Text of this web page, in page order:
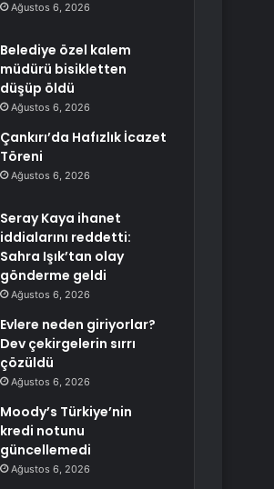
Ağustos 6, 2026
Belediye özel kalem
müdürü bisikletten
düşüp öldü
Ağustos 6, 2026
Çankırı’da Hafızlık İcazet
Töreni
Ağustos 6, 2026
Seray Kaya ihanet
iddialarını reddetti:
Sahra Işık’tan olay
gönderme geldi
Ağustos 6, 2026
Evlere neden giriyorlar?
Dev çekirgelerin sırrı
çözüldü
Ağustos 6, 2026
Moody’s Türkiye’nin
kredi notunu
güncellemedi
Ağustos 6, 2026